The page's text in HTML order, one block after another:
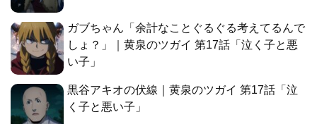
ガブちゃん「余計なことぐるぐる考えてるんで
しょ？」｜黄泉のツガイ 第17話「泣く子と悪
い子」
黒谷アキオの伏線｜黄泉のツガイ 第17話「泣
く子と悪い子」